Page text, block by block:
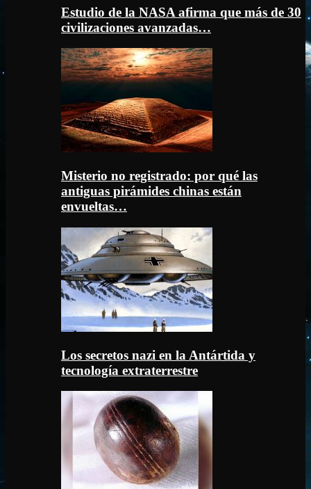
Estudio de la NASA afirma que más de 30
civilizaciones avanzadas…
Misterio no registrado: por qué las
antiguas pirámides chinas están
envueltas…
Los secretos nazi en la Antártida y
tecnología extraterrestre